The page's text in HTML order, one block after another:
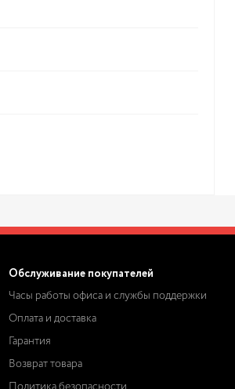
Обслуживание покупателей
Часы работы офиса и службы поддержки
Оплата и доставка
Гарантия
Возврат товара
Политика безопасности